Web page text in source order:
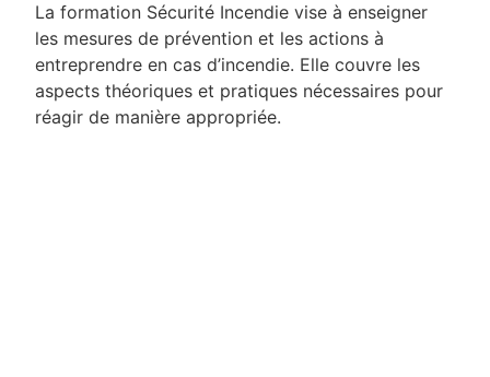
La formation Sécurité Incendie vise à enseigner
les mesures de prévention et les actions à
entreprendre en cas d’incendie. Elle couvre les
aspects théoriques et pratiques nécessaires pour
réagir de manière appropriée.